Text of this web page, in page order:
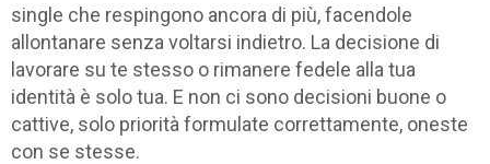
single che respingono ancora di più, facendole
allontanare senza voltarsi indietro. La decisione di
lavorare su te stesso o rimanere fedele alla tua
identità è solo tua. E non ci sono decisioni buone o
cattive, solo priorità formulate correttamente, oneste
con se stesse.